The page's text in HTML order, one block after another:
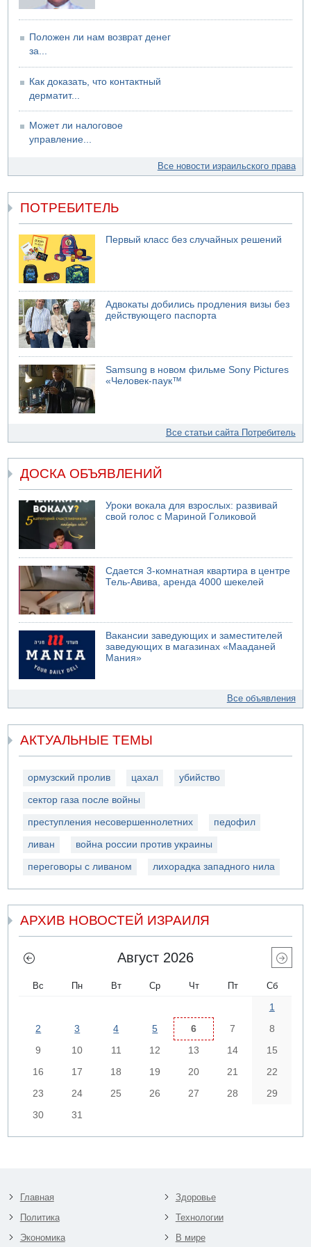
Положен ли нам возврат денег
за...
Как доказать, что контактный
дерматит...
Может ли налоговое
управление...
Все новости израильского права
ПОТРЕБИТЕЛЬ
Первый класс без случайных решений
Адвокаты добились продления визы без
действующего паспорта
Samsung в новом фильме Sony Pictures
«Человек-паук™
Все статьи сайта Потребитель
ДОСКА ОБЪЯВЛЕНИЙ
Уроки вокала для взрослых: развивай
свой голос с Мариной Голиковой
Сдается 3-комнатная квартира в центре
Тель-Авива, аренда 4000 шекелей
Вакансии заведующих и заместителей
заведующих в магазинах «Мааданей
Мания»
Все объявления
АКТУАЛЬНЫЕ ТЕМЫ
ормузский пролив цахал убийство
сектор газа после войны
преступления несовершеннолетних педофил
ливан война россии против украины
переговоры с ливаном лихорадка западного нила
АРХИВ НОВОСТЕЙ ИЗРАИЛЯ
Август 2026
Вс Пн Вт Ср Чт Пт Сб
1
2
3 4 5 6 7
8
9
10 11 12 13 14
15
16
17 18 19 20 21
22
23
24 25 26 27 28
29
30
31
Главная
Политика
Экономика
Здоровье
Технологии
В мире